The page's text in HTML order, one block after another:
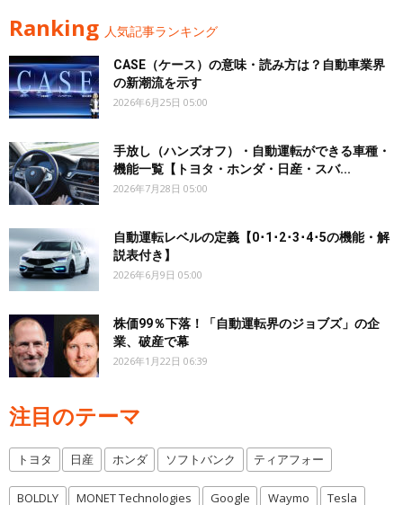
Ranking 人気記事ランキング
CASE（ケース）の意味・読み方は？自動車業界
の新潮流を示す
2026年6月25日 05:00
手放し（ハンズオフ）・自動運転ができる車種・
機能一覧【トヨタ・ホンダ・日産・スバ...
2026年7月28日 05:00
自動運転レベルの定義【0･1･2･3･4･5の機能・解
説表付き】
2026年6月9日 05:00
株価99％下落！「自動運転界のジョブズ」の企
業、破産で幕
2026年1月22日 06:39
注目のテーマ
トヨタ 日産 ホンダ ソフトバンク ティアフォー
BOLDLY MONET Technologies Google Waymo Tesla